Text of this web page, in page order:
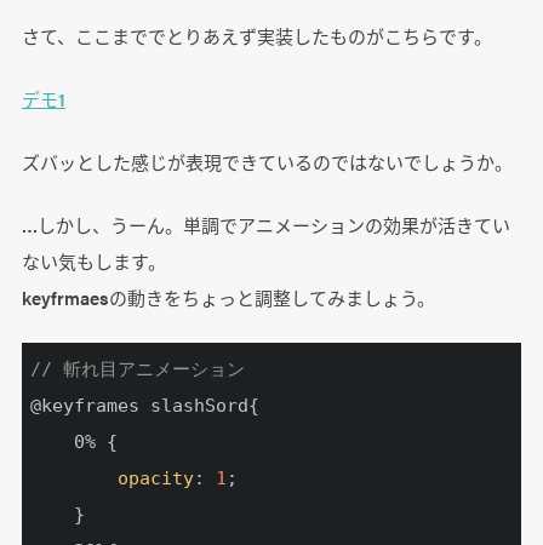
さて、ここまででとりあえず実装したものがこちらです。
デモ1
ズバッとした感じが表現できているのではないでしょうか。
…しかし、うーん。単調でアニメーションの効果が活きてい
ない気もします。
keyfrmaesの動きをちょっと調整してみましょう。
// 斬れ目アニメーション
@keyframes slashSord{
opacity: 1 ;